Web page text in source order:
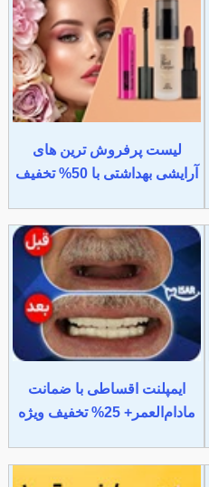
لیست پرفروش ترین های
آرایشی بهداشتی با 50% تخفیف
ایمپلنت اقساطی با ضمانت
مادام‌العمر+ 25% تخفیف ویژه